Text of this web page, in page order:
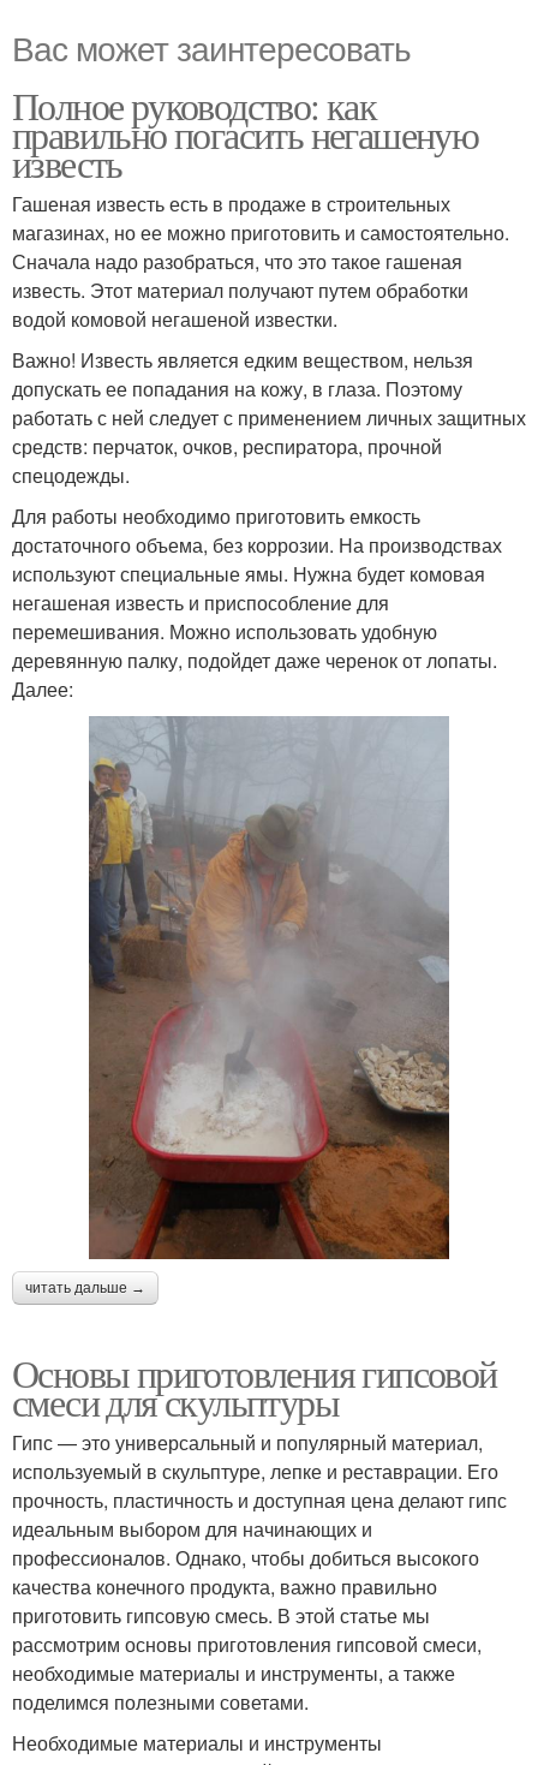
Вас может заинтересовать
Полное руководство: как
правильно погасить негашеную
известь
Гашеная известь есть в продаже в строительных
магазинах, но ее можно приготовить и самостоятельно.
Сначала надо разобраться, что это такое гашеная
известь. Этот материал получают путем обработки
водой комовой негашеной известки.
Важно! Известь является едким веществом, нельзя
допускать ее попадания на кожу, в глаза. Поэтому
работать с ней следует с применением личных защитных
средств: перчаток, очков, респиратора, прочной
спецодежды.
Для работы необходимо приготовить емкость
достаточного объема, без коррозии. На производствах
используют специальные ямы. Нужна будет комовая
негашеная известь и приспособление для
перемешивания. Можно использовать удобную
деревянную палку, подойдет даже черенок от лопаты.
Далее:
читать дальше →
Основы приготовления гипсовой
смеси для скульптуры
Гипс — это универсальный и популярный материал,
используемый в скульптуре, лепке и реставрации. Его
прочность, пластичность и доступная цена делают гипс
идеальным выбором для начинающих и
профессионалов. Однако, чтобы добиться высокого
качества конечного продукта, важно правильно
приготовить гипсовую смесь. В этой статье мы
рассмотрим основы приготовления гипсовой смеси,
необходимые материалы и инструменты, а также
поделимся полезными советами.
Необходимые материалы и инструменты